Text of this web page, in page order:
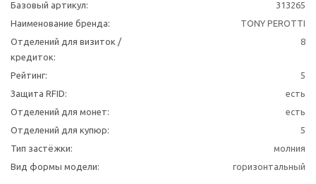
Базовый артикул:
313265
Наименование бренда:
TONY PEROTTI
Отделений для визиток /
кредиток:
8
Рейтинг:
5
Защита RFID:
есть
Отделений для монет:
есть
Отделений для купюр:
5
Тип застёжки:
молния
Вид формы модели:
горизонтальный